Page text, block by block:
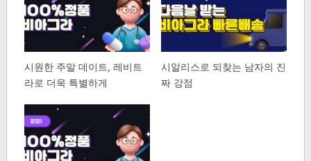
시원한 주말 데이트, 레비트
라로 더욱 특별하게
시알리스로 되찾는 남자의 진
짜 강점